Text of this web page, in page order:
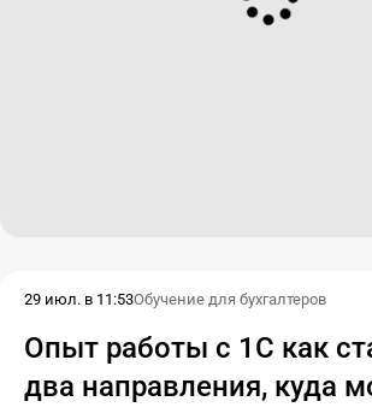
29 июл. в 11:53Обучение для бухгалтеров
Опыт работы с 1С как
два направления, куда